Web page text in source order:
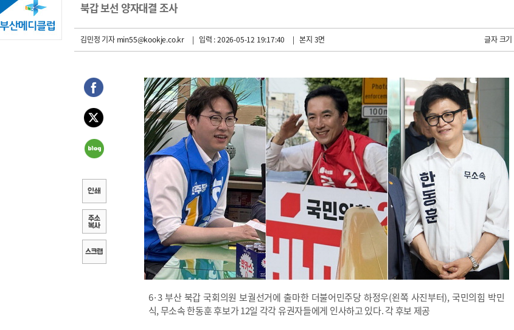
북갑 보선 양자대결 조사
김민정 기자min55@kookje.co.kr | 입력 : 2026-05-12 19:17:40 | 본지 3면 글자 크기
6·3 부산 북갑 국회의원 보궐선거에 출마한 더불어민주당 하정우(왼쪽 사진부터), 국민의힘 박민
식, 무소속 한동훈 후보가 12일 각각 유권자들에게 인사하고 있다. 각 후보 제공